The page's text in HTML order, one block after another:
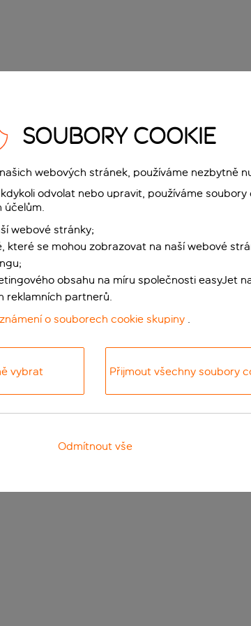
SOUBORY COOKIE
webových stránek, používáme nezbytně
odvolat nebo upravit, používáme
účelům.
webové stránky;
které se mohou zobrazovat na naší webové
obsahu na míru společnosti easyJet
reklamních partnerů.
o souborech cookie skupiny .
vybrat Přijmout všechny soubory
Odmítnout vše